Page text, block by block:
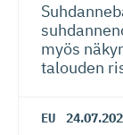
myös
talouden
EU